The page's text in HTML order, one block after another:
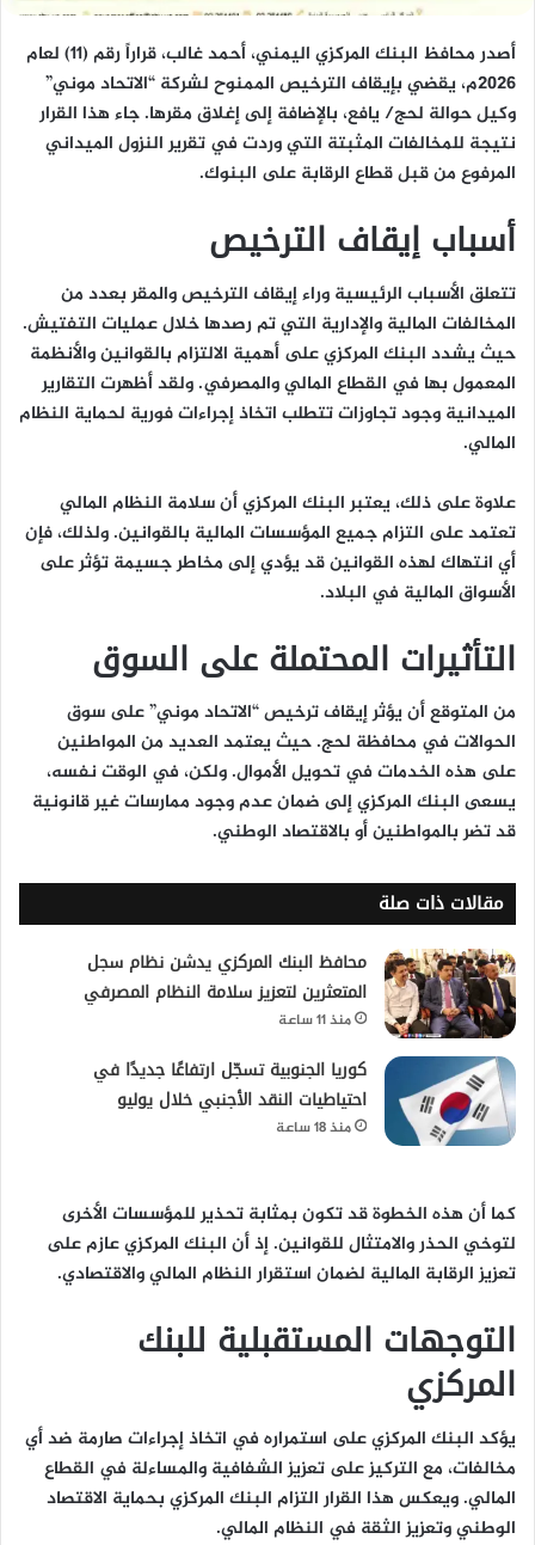
أصدر محافظ البنك المركزي اليمني، أحمد غالب، قراراً رقم (11) لعام
2026م، يقضي بإيقاف الترخيص الممنوح لشركة “الاتحاد موني”
وكيل حوالة لحج/ يافع، بالإضافة إلى إغلاق مقرها. جاء هذا القرار
نتيجة للمخالفات المثبتة التي وردت في تقرير النزول الميداني
المرفوع من قبل قطاع الرقابة على البنوك.
أسباب إيقاف الترخيص
تتعلق الأسباب الرئيسية وراء إيقاف الترخيص والمقر بعدد من
المخالفات المالية والإدارية التي تم رصدها خلال عمليات التفتيش.
حيث يشدد البنك المركزي على أهمية الالتزام بالقوانين والأنظمة
المعمول بها في القطاع المالي والمصرفي. ولقد أظهرت التقارير
الميدانية وجود تجاوزات تتطلب اتخاذ إجراءات فورية لحماية النظام
المالي.
علاوة على ذلك، يعتبر البنك المركزي أن سلامة النظام المالي
تعتمد على التزام جميع المؤسسات المالية بالقوانين. ولذلك، فإن
أي انتهاك لهذه القوانين قد يؤدي إلى مخاطر جسيمة تؤثر على
الأسواق المالية في البلاد.
التأثيرات المحتملة على السوق
من المتوقع أن يؤثر إيقاف ترخيص “الاتحاد موني” على سوق
الحوالات في محافظة لحج. حيث يعتمد العديد من المواطنين
على هذه الخدمات في تحويل الأموال. ولكن، في الوقت نفسه،
يسعى البنك المركزي إلى ضمان عدم وجود ممارسات غير قانونية
قد تضر بالمواطنين أو بالاقتصاد الوطني.
مقالات ذات صلة
محافظ البنك المركزي يدشن نظام سجل
المتعثرين لتعزيز سلامة النظام المصرفي
منذ 11 ساعة
كوريا الجنوبية تسجّل ارتفاعًا جديدًا في
احتياطيات النقد الأجنبي خلال يوليو
منذ 18 ساعة
كما أن هذه الخطوة قد تكون بمثابة تحذير للمؤسسات الأخرى
لتوخي الحذر والامتثال للقوانين. إذ أن البنك المركزي عازم على
تعزيز الرقابة المالية لضمان استقرار النظام المالي والاقتصادي.
التوجهات المستقبلية للبنك
المركزي
يؤكد البنك المركزي على استمراره في اتخاذ إجراءات صارمة ضد أي
مخالفات، مع التركيز على تعزيز الشفافية والمساءلة في القطاع
المالي. ويعكس هذا القرار التزام البنك المركزي بحماية الاقتصاد
الوطني وتعزيز الثقة في النظام المالي.